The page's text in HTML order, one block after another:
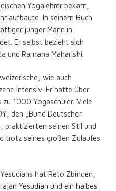
Yogalehrer bekam,
aufbaute. In seinem Buch
junger Mann in
Er selbst bezieht sich
und Ramana Maharishi.
wie auch
intensiv. Er hatte über
1000 Yogaschüler. Viele
den „Bund Deutscher
praktizierten seinen Stil und
trotz seines großen Zulaufes
hat Reto Zbinden,
Yesudian und ein halbes